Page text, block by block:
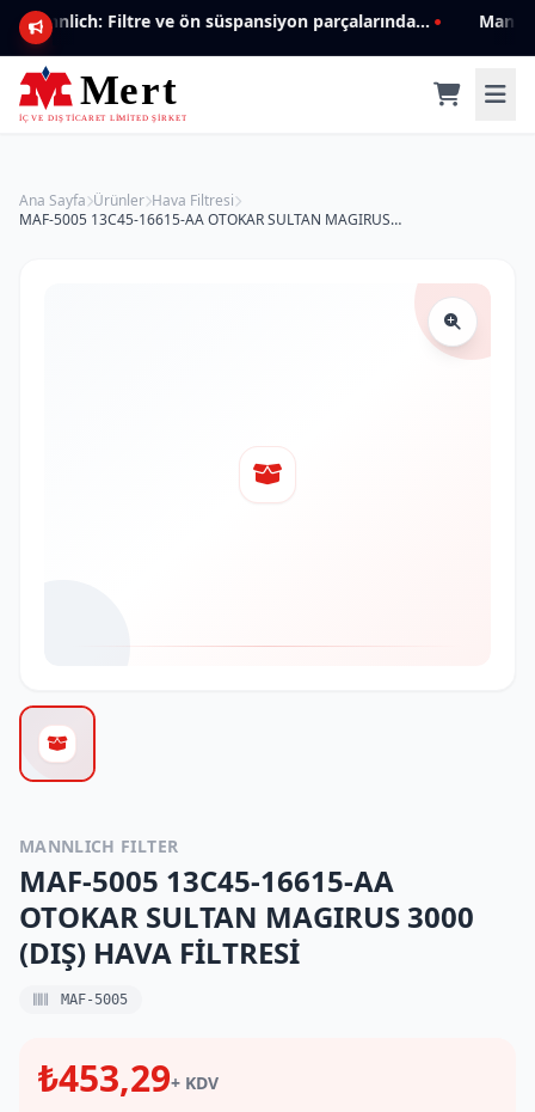
Mannlich: Filtre ve ön süspansiyon parçalarında genişleyen ürün yelpazesiyle kalite ve güven.
Ana Sayfa Ürünler Hava Filtresi
MAF-5005 13C45-16615-AA OTOKAR SULTAN MAGIRUS 3000 (DIŞ) HAVA FİLTRESİ
MANNLICH FILTER
MAF-5005 13C45-16615-AA
OTOKAR SULTAN MAGIRUS 3000
(DIŞ) HAVA FİLTRESİ
MAF-5005
₺453,29+ KDV